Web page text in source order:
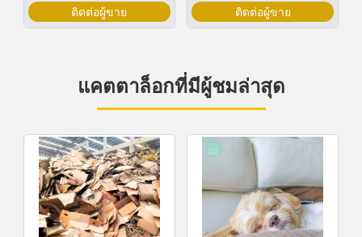
ติดต่อผู้ขาย ติดต่อผู้ขาย
แคตตาล็อกที่มีผู้ชมล่าสุด